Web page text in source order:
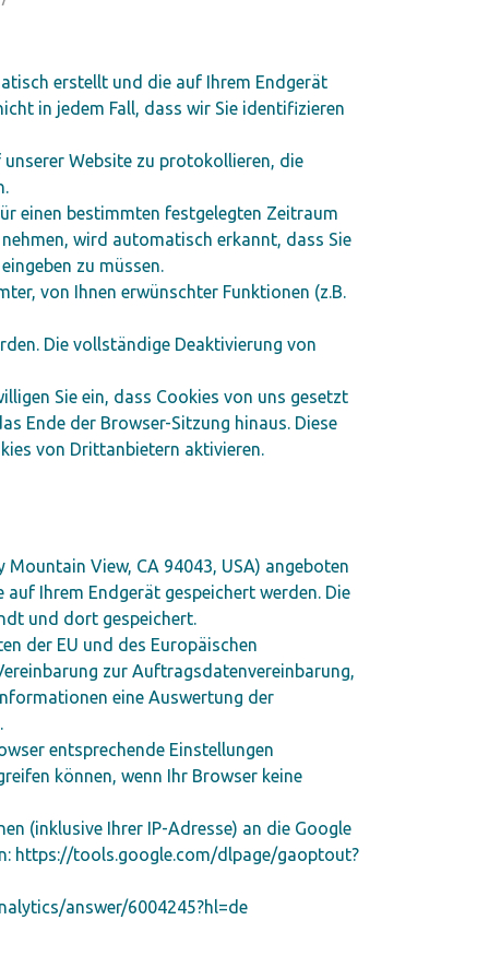
erstellt und die auf Ihrem Endgerät
in jedem Fall, dass wir Sie identifizieren
Website zu protokollieren, die
einen bestimmten festgelegten Zeitraum
wird automatisch erkannt, dass Sie
zu müssen.
von Ihnen erwünschter Funktionen (z.B.
Die vollständige Deaktivierung von
Sie ein, dass Cookies von uns gesetzt
Ende der Browser-Sitzung hinaus. Diese
von Drittanbietern aktivieren.
View, CA 94043, USA) angeboten
Ihrem Endgerät gespeichert werden. Die
und dort gespeichert.
der EU und des Europäischen
zur Auftragsdatenvereinbarung,
eine Auswertung der
entsprechende Einstellungen
können, wenn Ihr Browser keine
(inklusive Ihrer IP-Adresse) an die Google
https://tools.google.com/dlpage/gaoptout?
answer/6004245?hl=de